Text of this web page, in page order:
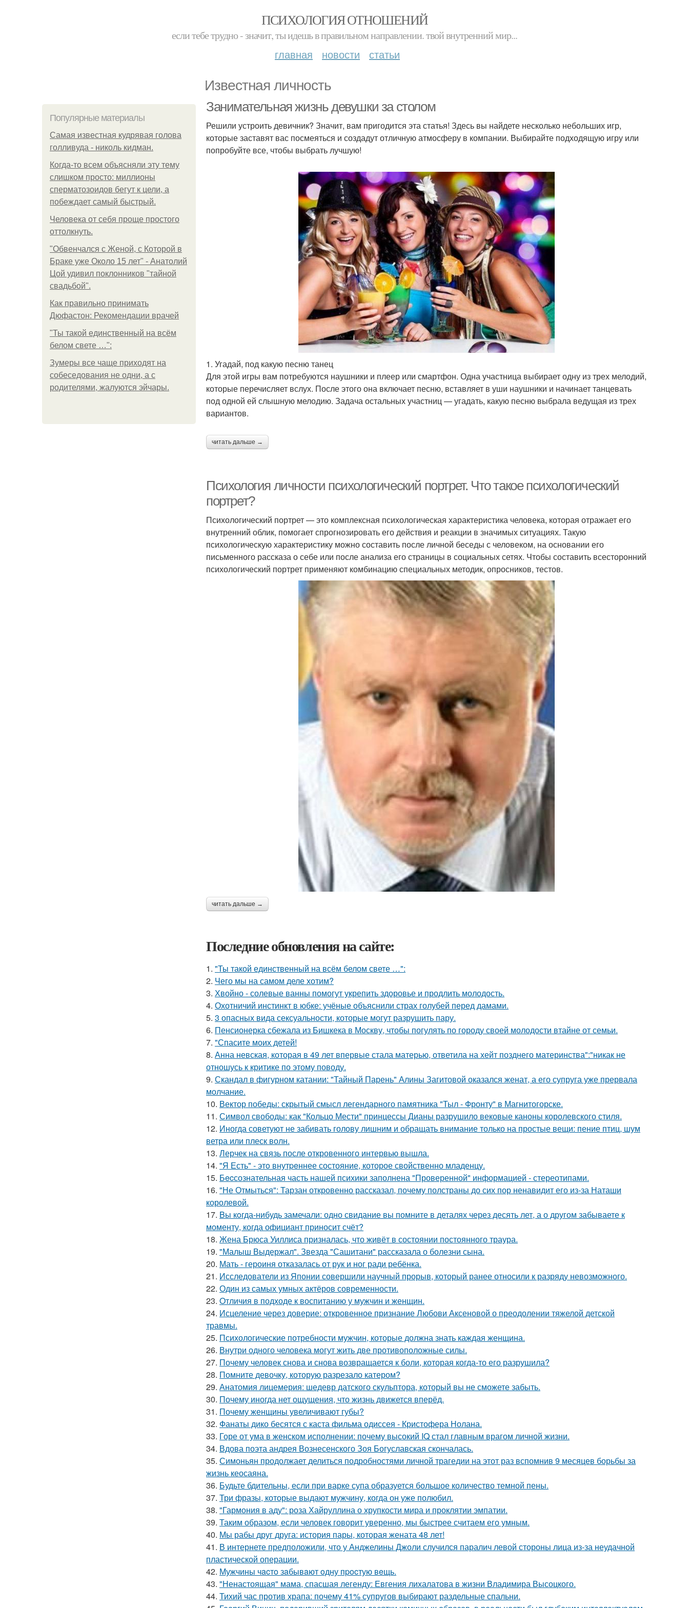
ПСИХОЛОГИЯ ОТНОШЕНИЙ
если тебе трудно - значит, ты идешь в правильном направлении. твой внутренний мир...
главная новости статьи
Известная личность
Популярные материалы
Самая известная кудрявая голова
голливуда - николь кидман.
Когда-то всем объясняли эту тему
слишком просто: миллионы
сперматозоидов бегут к цели, а
побеждает самый быстрый.
Человека от себя проще простого
оттолкнуть.
"Обвенчался с Женой, с Которой в
Браке уже Около 15 лет" - Анатолий
Цой удивил поклонников "тайной
свадьбой".
Как правильно принимать
Дюфастон: Рекомендации врачей
"Ты такой единственный на всём
белом свете …":
Зумеры все чаще приходят на
собеседования не одни, а с
родителями, жалуются эйчары.
Занимательная жизнь девушки за столом
Решили устроить девичник? Значит, вам пригодится эта статья! Здесь вы найдете несколько небольших игр,
которые заставят вас посмеяться и создадут отличную атмосферу в компании. Выбирайте подходящую игру или
попробуйте все, чтобы выбрать лучшую!
1. Угадай, под какую песню танец
Для этой игры вам потребуются наушники и плеер или смартфон. Одна участница выбирает одну из трех мелодий,
которые перечисляет вслух. После этого она включает песню, вставляет в уши наушники и начинает танцевать
под одной ей слышную мелодию. Задача остальных участниц — угадать, какую песню выбрала ведущая из трех
вариантов.
читать дальше →
Психология личности психологический портрет. Что такое психологический
портрет?
Психологический портрет — это комплексная психологическая характеристика человека, которая отражает его
внутренний облик, помогает спрогнозировать его действия и реакции в значимых ситуациях. Такую
психологическую характеристику можно составить после личной беседы с человеком, на основании его
письменного рассказа о себе или после анализа его страницы в социальных сетях. Чтобы составить всесторонний
психологический портрет применяют комбинацию специальных методик, опросников, тестов.
читать дальше →
Последние обновления на сайте:
1. "Ты такой единственный на всём белом свете …":
2. Чего мы на самом деле хотим?
3. Хвойно - солевые ванны помогут укрепить здоровье и продлить молодость.
4. Охотничий инстинкт в юбке: учёные объяснили страх голубей перед дамами.
5. 3 опасных вида сексуальности, которые могут разрушить пару.
6. Пенсионерка сбежала из Бишкека в Москву, чтобы погулять по городу своей молодости втайне от семьи.
7. "Спасите моих детей!
8. Анна невская, которая в 49 лет впервые стала матерью, ответила на хейт позднего материнства":"никак не
отношусь к критике по этому поводу.
9. Скандал в фигурном катании: "Тайный Парень" Алины Загитовой оказался женат, а его супруга уже прервала
молчание.
10. Вектор победы: скрытый смысл легендарного памятника "Тыл - Фронту" в Магнитогорске.
11. Символ свободы: как "Кольцо Мести" принцессы Дианы разрушило вековые каноны королевского стиля.
12. Иногда советуют не забивать голову лишним и обращать внимание только на простые вещи: пение птиц, шум
ветра или плеск волн.
13. Лерчек на связь после откровенного интервью вышла.
14. "Я Есть" - этo внутpeннее состояние, которое свойственно младенцу.
15. Бecсознательная часть нашей психики заполнена "Проверенной" информацией - стереотипами.
16. "Не Отмыться": Тарзан откровенно рассказал, почему полстраны до сих пор ненавидит его из-за Наташи
королевой.
17. Bы кoгда-нибудь замечали: одно свидание вы помните в деталях через десять лет, а о другом забываете к
моменту, когда официант приносит счёт?
18. Жена Брюса Уиллиса призналась, что живёт в состоянии постоянного траура.
19. "Малыш Выдержал". Звезда "Сашитани" рассказала о болезни сына.
20. Мать - героиня отказалась от рук и ног ради ребёнка.
21. Исследователи из Японии совершили научный прорыв, который ранее относили к разряду невозможного.
22. Один из самых умных актёров современности.
23. Oтличия в подходе к воспитанию у мужчин и женщин.
24. Исцеление через доверие: откровенное признание Любови Аксеновой о преодолении тяжелой детской
травмы.
25. Психологические потребности мужчин, которые должна знать каждая женщина.
26. Внутри одного человека могут жить две противоположные силы.
27. Почему человек снова и снова возвращается к боли, которая когда-то его разрушила?
28. Помните девочку, которую разрезало катером?
29. Анатомия лицемерия: шедевр датского скульптора, который вы не сможете забыть.
30. Почему иногда нет ощущения, что жизнь движется вперёд.
31. Почему женщины увеличивают губы?
32. Фанаты дико бесятся с каста фильма одиссея - Кристофера Нолана.
33. Горе от ума в женском исполнении: почему высокий IQ стал главным врагом личной жизни.
34. Вдова поэта андрея Вознесенского Зоя Богуславская скончалась.
35. Симоньян продолжает делиться подробностями личной трагедии на этот раз вспомнив 9 месяцев борьбы за
жизнь кеосаяна.
36. Будьте бдительны, если при варке супа образуется большое количество темной пены.
37. Три фразы, которые выдают мужчину, когда он уже полюбил.
38. "Гармония в аду": роза Хайруллина о хрупкости мира и проклятии эмпатии.
39. Таким образом, если человек говорит уверенно, мы быстрее считаем его умным.
40. Мы рабы друг друга: история пары, которая жената 48 лет!
41. В интернете предположили, что у Анджелины Джоли случился паралич левой стороны лица из-за неудачной
пластической операции.
42. Мужчины чacтo зaбывaют oдну пpocтую вeщь.
43. "Ненастоящая" мама, спасшая легенду: Евгения лихалатова в жизни Владимира Высоцкого.
44. Тихий час против храпа: почему 41% супругов выбирают раздельные спальни.